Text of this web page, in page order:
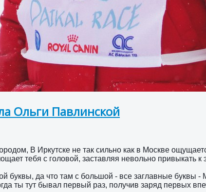
Ольги Павлинской
В Иркутске не так сильно как в Москве
тебя с головой, заставляя невольно привыкать
буквы, да что там с большой - все заглавные
ты тут бывал первый раз, получив заряд первых